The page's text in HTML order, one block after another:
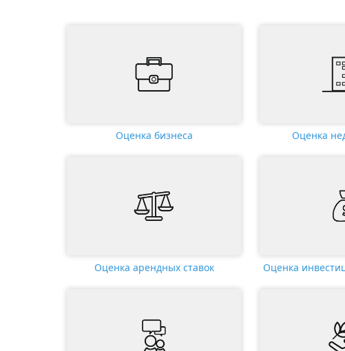
Оценка бизнеса Оценка
Оценка арендных ставок Оценка